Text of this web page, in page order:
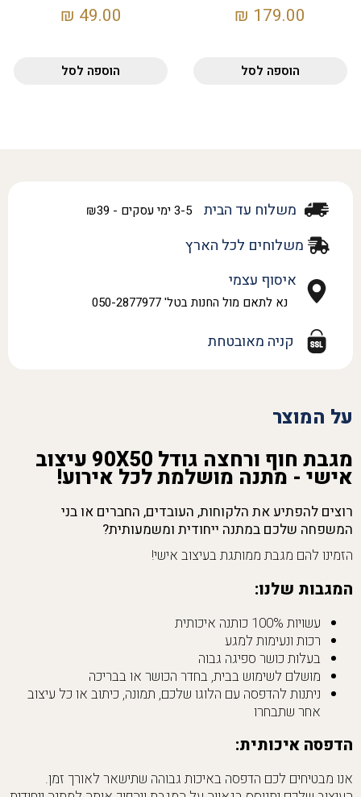
179.00
₪
הוספה לסל
49.00
₪
הוספה לסל
משלוח עד הבית 3-5 ימי עסקים - ₪39
משלוחים לכל הארץ
איסוף עצמי
נא לתאם מול החנות בטל' 050-2877977
קניה מאובטחת
על המוצר
מגבת חוף ורחצה גודל 90X50 עיצוב
אישי - מתנה מושלמת לכל אירוע!
רוצים להפתיע את הלקוחות, העובדים, החברים או בני
המשפחה שלכם במתנה ייחודית ומשמעותית?
הזמינו להם מגבת ממותגת בעיצוב אישי!
המגבות שלנו:
עשויות 100% כותנה איכותית
רכות ונעימות למגע
בעלות כושר ספיגה גבוה
מושלם לשימוש בבית, בחדר הכושר או בבריכה
ניתנות להדפסה עם הלוגו שלכם, תמונה, כיתוב או כל עיצוב
אחר שתבחרו
הדפסה איכותית:
אנו מבטיחים לכם הדפסה באיכות גבוהה שתישאר לאורך זמן.